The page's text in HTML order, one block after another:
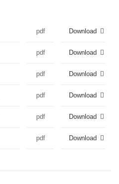
pdf Download
pdf Download
pdf Download
pdf Download
pdf Download
pdf Download